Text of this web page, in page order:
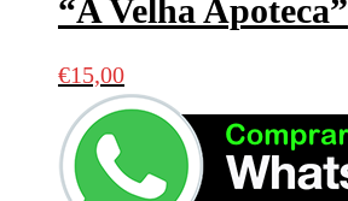
“A Velha Apoteca”
€15,00